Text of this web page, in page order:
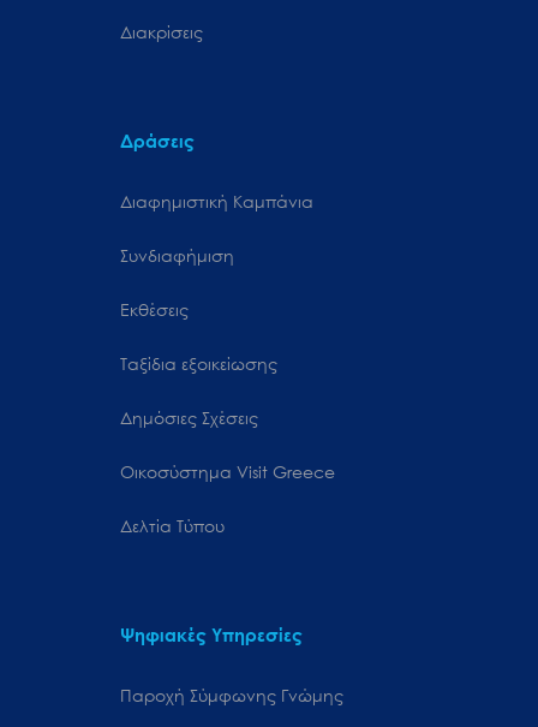
Διακρίσεις
Δράσεις
Διαφημιστική Καμπάνια
Συνδιαφήμιση
Εκθέσεις
Ταξίδια εξοικείωσης
Δημόσιες Σχέσεις
Oικοσύστημα Visit Greece
Δελτία Τύπου
Ψηφιακές Υπηρεσίες
Παροχή Σύμφωνης Γνώμης